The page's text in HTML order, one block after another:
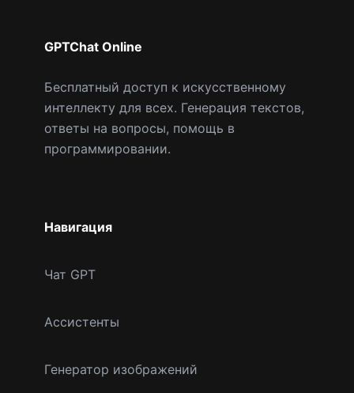
GPTChat Online
Бесплатный доступ к искусственному
интеллекту для всех. Генерация текстов,
ответы на вопросы, помощь в
программировании.
Навигация
Чат GPT
Ассистенты
Генератор изображений